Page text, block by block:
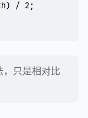
/ 2;
只是相对比